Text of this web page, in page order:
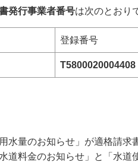
発行事業者番号は次のとおり
登録番号
T5800020004408
量のお知らせ」が適格請求
料金のお知らせ」と「水道